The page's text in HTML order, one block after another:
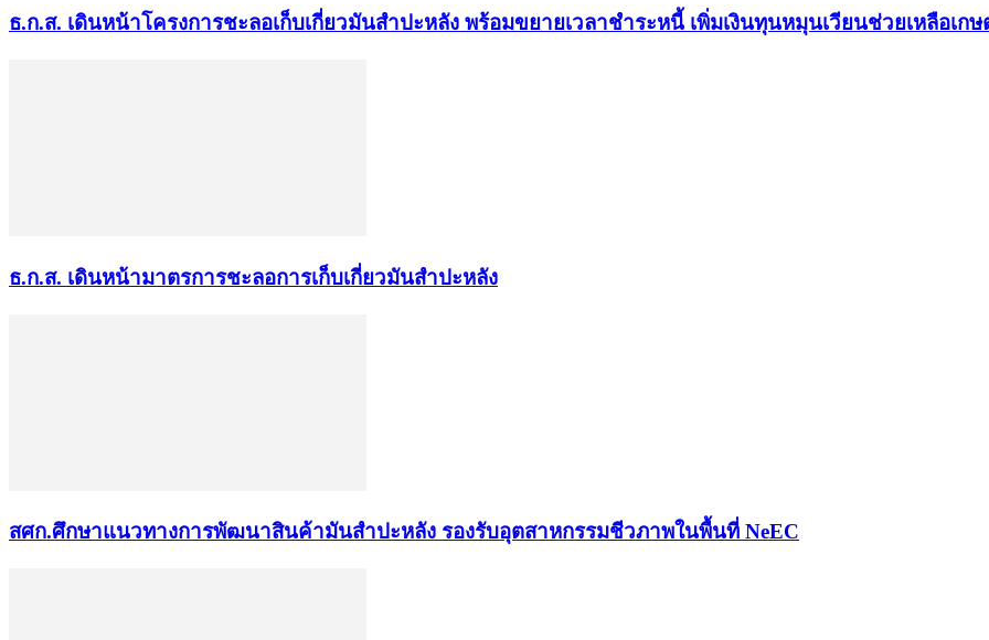
ธ.ก.ส. เดินหน้าโครงการชะลอเก็บเกี่ยวมันสำปะหลัง พร้อมขยายเวลาชำระหนี้ เพิ่มเงินทุนหมุนเวียนช่วยเหลือเกษ
ธ.ก.ส. เดินหน้ามาตรการชะลอการเก็บเกี่ยวมันสำปะหลัง
สศก.ศึกษาแนวทางการพัฒนาสินค้ามันสำปะหลัง รองรับอุตสาหกรรมชีวภาพในพื้นที่ NeEC